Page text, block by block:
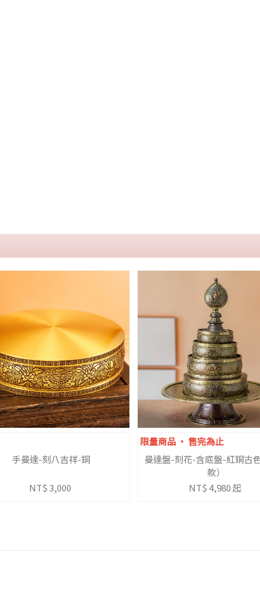
手曼達-刻八吉祥-銅
NT$ 3,000
限量商品 ‧ 售完為止
曼達盤-刻花-含底盤-紅銅古
款）
NT$ 4,980 起